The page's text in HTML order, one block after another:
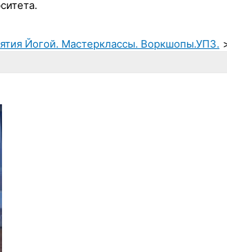
Йогой. Мастерклассы. Воркшопы.УПЗ.